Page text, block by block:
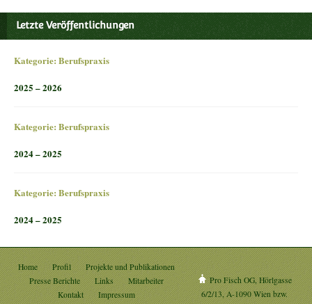
Letzte Veröffentlichungen
Kategorie: Berufspraxis
2025 – 2026
Kategorie: Berufspraxis
2024 – 2025
Kategorie: Berufspraxis
2024 – 2025
Home Profil
Projekte und Publikationen
Presse Berichte
Links
Mitarbeiter
Kontakt
Impressum
Pro Fisch OG, Hörlgasse
6/2/13, A-1090 Wien bzw.